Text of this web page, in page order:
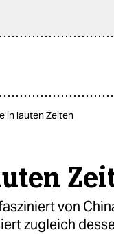
in lauten Zeiten
von
zugleich